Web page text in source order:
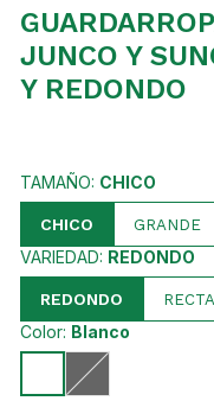
JUNCO Y
Y REDONDO
TAMAÑO: CHICO
CHICO GRANDE
VARIEDAD: REDONDO
REDONDO
Color: Blanco